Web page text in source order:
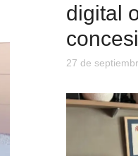
digital
27 de